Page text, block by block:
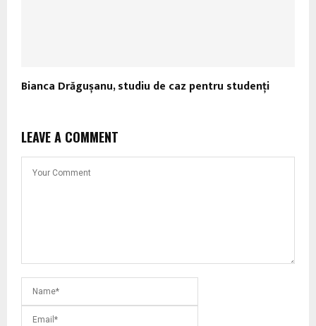
Bianca Drăgușanu, studiu de caz pentru studenți
LEAVE A COMMENT